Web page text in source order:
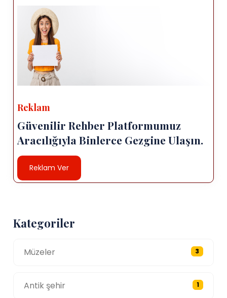
Reklam
Güvenilir Rehber Platformumuz
Aracılığıyla Binlerce Gezgine Ulaşın.
Reklam Ver
Kategoriler
Müzeler 3
Antik şehir 1